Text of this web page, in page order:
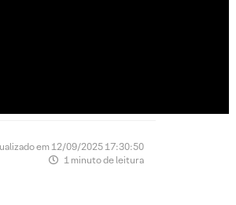
em 12/09/2025 17:30:50
1 minuto de leitura